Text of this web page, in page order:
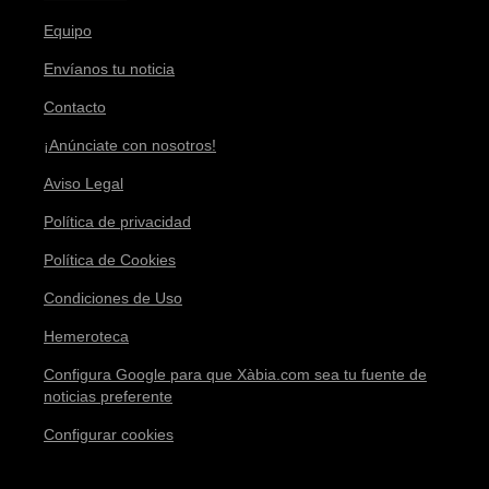
Equipo
Envíanos tu noticia
Contacto
¡Anúnciate con nosotros!
Aviso Legal
Política de privacidad
Política de Cookies
Condiciones de Uso
Hemeroteca
Configura Google para que Xàbia.com sea tu fuente de
noticias preferente
Configurar cookies